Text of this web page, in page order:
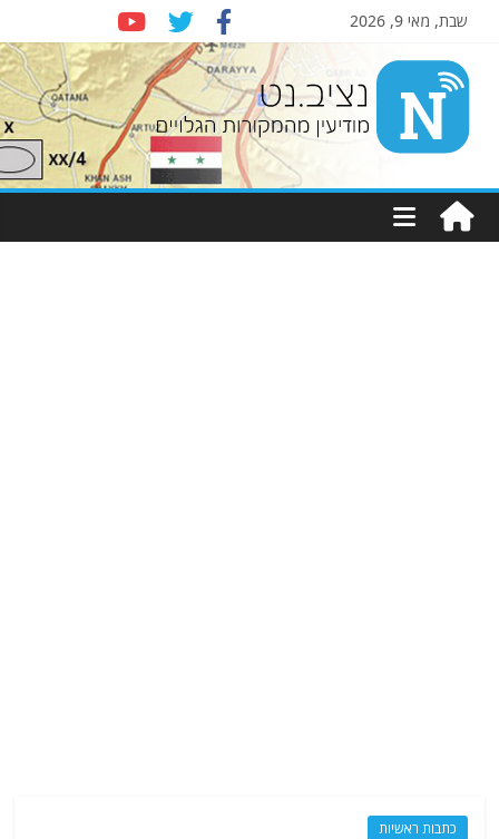
שבת, מאי 9, 2026
Nziv.net
מודיעין
מהמקורות
כתבות ראשיות